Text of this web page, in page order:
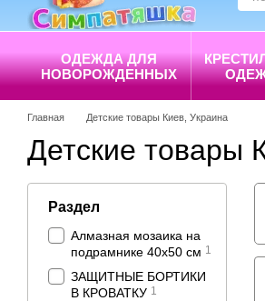
ОДЕЖДА ДЛЯ
НОВОРОЖДЕННЫХ
Главная Детские товары Киев, Украина
Детские товары
Раздел
Алмазная мозаика на
подрамнике 40х50 см 1
ЗАЩИТНЫЕ БОРТИКИ
В КРОВАТКУ 1